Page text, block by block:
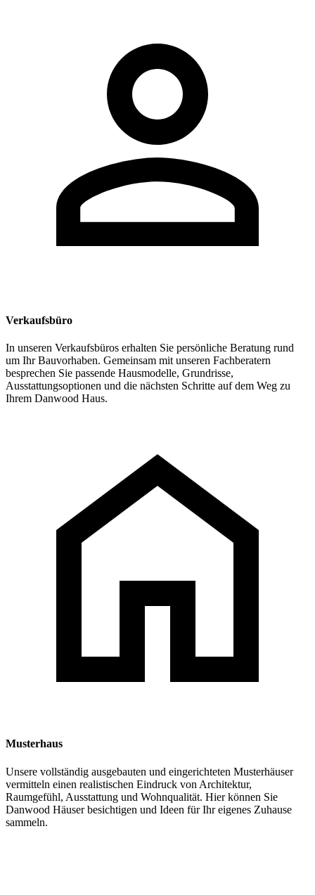
Verkaufsbüro
In unseren Verkaufsbüros erhalten Sie persönliche Beratung rund
um Ihr Bauvorhaben. Gemeinsam mit unseren Fachberatern
besprechen Sie passende Hausmodelle, Grundrisse,
Ausstattungsoptionen und die nächsten Schritte auf dem Weg zu
Ihrem Danwood Haus.
Musterhaus
Unsere vollständig ausgebauten und eingerichteten Musterhäuser
vermitteln einen realistischen Eindruck von Architektur,
Raumgefühl, Ausstattung und Wohnqualität. Hier können Sie
Danwood Häuser besichtigen und Ideen für Ihr eigenes Zuhause
sammeln.